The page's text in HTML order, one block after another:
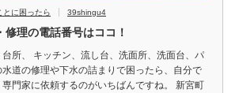
とに困ったら 39shingu4
理の電話番号はココ！
所、 キッチン、流し台、洗面所、洗面台、パ
道の修理や下水の詰まりで困ったら、自分で
門家に依頼するのがいちばんですね。 新宮町